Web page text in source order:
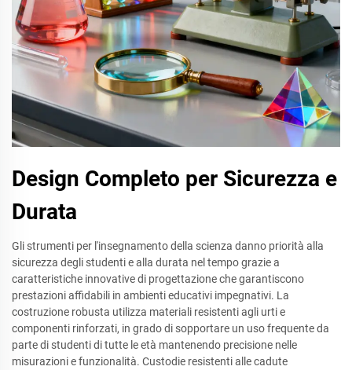
Design Completo per Sicurezza e
Durata
Gli strumenti per l'insegnamento della scienza danno priorità alla
sicurezza degli studenti e alla durata nel tempo grazie a
caratteristiche innovative di progettazione che garantiscono
prestazioni affidabili in ambienti educativi impegnativi. La
costruzione robusta utilizza materiali resistenti agli urti e
componenti rinforzati, in grado di sopportare un uso frequente da
parte di studenti di tutte le età mantenendo precisione nelle
misurazioni e funzionalità. Custodie resistenti alle cadute